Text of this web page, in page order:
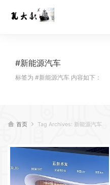
#新能源汽车
标签为 #新能源汽车 内容如下：
首页 Tag Archives: 新能源汽车